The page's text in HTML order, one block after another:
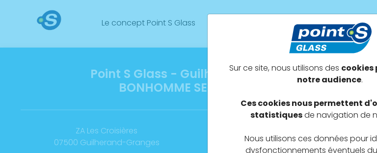
Le concept Point S Glass Devenir adhérent
Point S Glass - Guilherand-Granges
BONHOMME SERVICE AUTO
ZA Les Croisières
07500 Guilherand-Granges
Sur ce site, nous utilisons des cookies
notre audience.
Ces cookies nous permettent
statistiquesde navigation de
Nous utilisons ces données pour
dysfonctionnements éventuels